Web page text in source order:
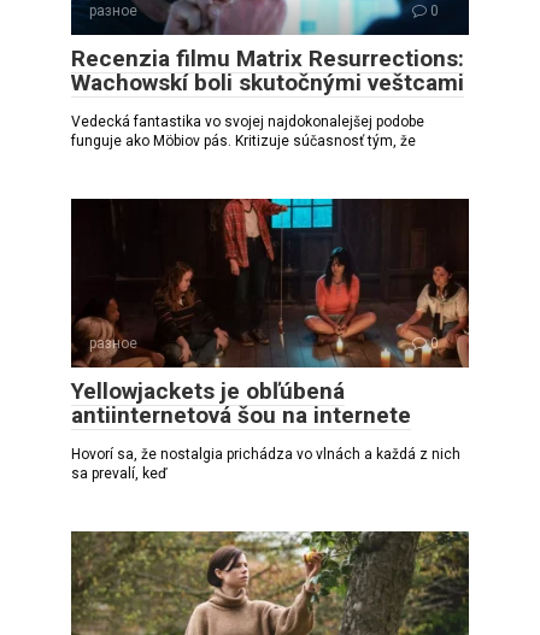
разное 0
Recenzia filmu Matrix Resurrections:
Wachowskí boli skutočnými veštcami
Vedecká fantastika vo svojej najdokonalejšej podobe
funguje ako Möbiov pás. Kritizuje súčasnosť tým, že
разное 0
Yellowjackets je obľúbená
antiinternetová šou na internete
Hovorí sa, že nostalgia prichádza vo vlnách a každá z nich
sa prevalí, keď